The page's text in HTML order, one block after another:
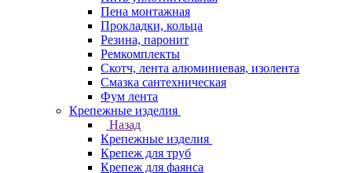
Пена монтажная
Прокладки, кольца
Резина, паронит
Ремкомплекты
Скотч, лента алюминиевая, изолента
Смазка сантехническая
Фум лента
Крепежные изделия
Назад
Крепежные изделия
Крепеж для труб
Крепеж для фаянса